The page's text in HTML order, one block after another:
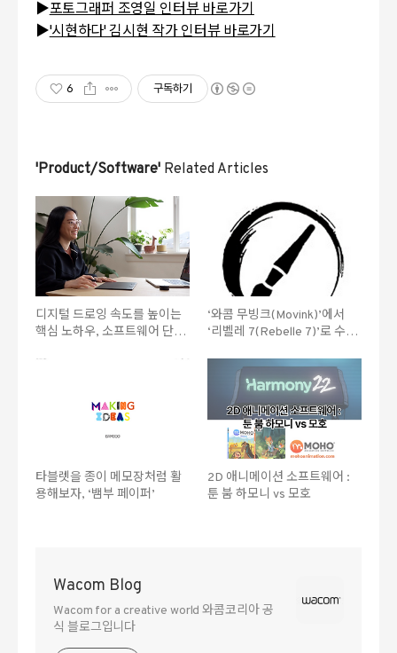
▶포토그래퍼 조영일 인터뷰 바로가기
▶'시현하다' 김시현 작가 인터뷰 바로가기
6 구독하기
'Product/Software' Related Articles
디지털 드로잉 속도를 높이는
핵심 노하우, 소프트웨어 단축
‘와콤 무빙크(Movink)’에서
‘리벨레 7(Rebelle 7)’로 수채
타블렛을 종이 메모장처럼 활
용해보자, ‘뱀부 페이퍼’
2D 애니메이션 소프트웨어 :
툰 붐 하모니 vs 모호
Wacom Blog
Wacom for a creative world 와콤코리아 공
식 블로그입니다